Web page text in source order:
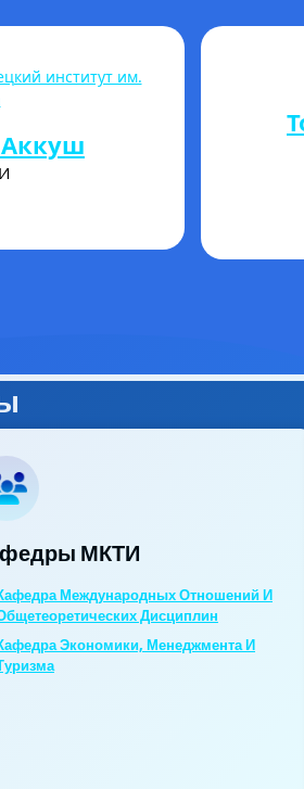
МКТИ
Международных Отношений И
Дисциплин
Экономики, Менеджмента И